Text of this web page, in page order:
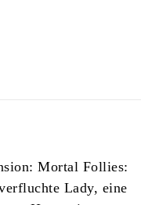
Mortal Follies:
Lady, eine